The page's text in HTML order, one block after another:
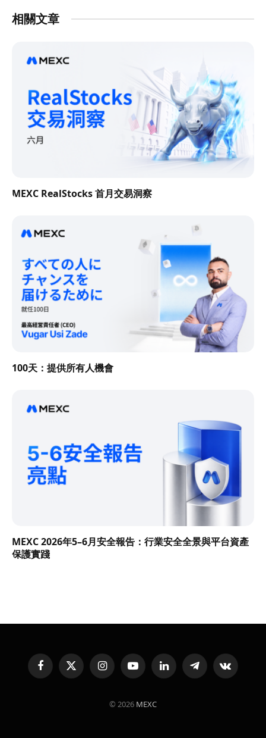
相關文章
MEXC RealStocks 首月交易洞察
100天：提供所有人機會
MEXC 2026年5–6月安全報告：行業安全全景與平台資產
保護實踐
FacebookX
(Twitter)
InstagramYouTubeLinkedInTelegramVKontakte
© 2026 MEXC